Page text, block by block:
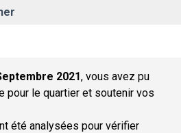
2021, vous avez pu
pour le quartier et soutenir vos
été analysées pour vérifier